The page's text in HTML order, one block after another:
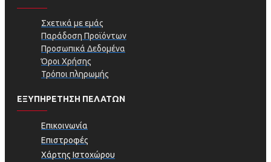
Σχετικά με εμάς
Παράδοση Προϊόντων
Προσωπικά Δεδομένα
Όροι Χρήσης
Τρόποι πληρωμής
ΕΞΥΠΗΡΕΤΗΣΗ ΠΕΛΑΤΩΝ
Επικοινωνία
Επιστροφές
Χάρτης Ιστοχώρου